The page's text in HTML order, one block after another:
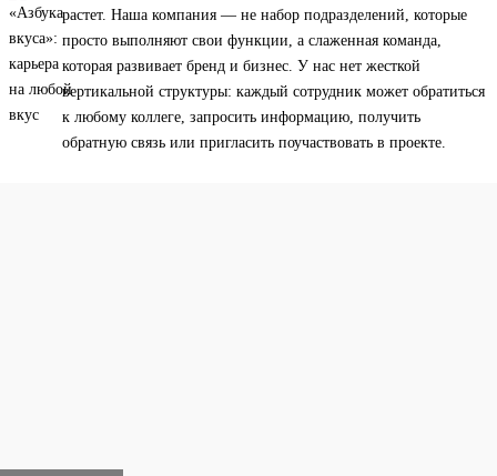
растет. Наша компания — не набор подразделений, которые
просто выполняют свои функции, а слаженная команда,
которая развивает бренд и бизнес. У нас нет жесткой
вертикальной структуры: каждый сотрудник может обратиться
к любому коллеге, запросить информацию, получить
обратную связь или пригласить поучаствовать в проекте.